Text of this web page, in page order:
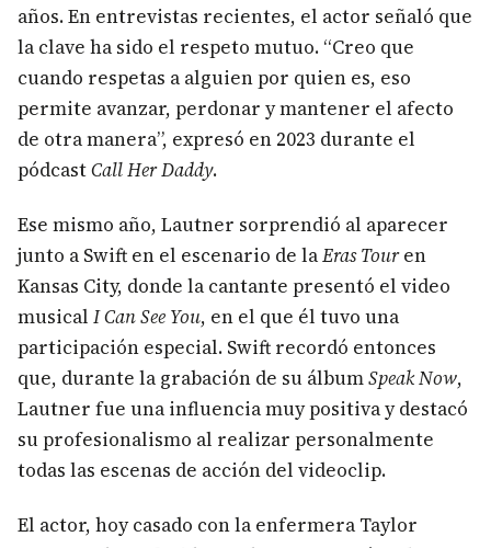
años. En entrevistas recientes, el actor señaló que
la clave ha sido el respeto mutuo. “Creo que
cuando respetas a alguien por quien es, eso
permite avanzar, perdonar y mantener el afecto
de otra manera”, expresó en 2023 durante el
pódcastCall Her Daddy.
Ese mismo año, Lautner sorprendió al aparecer
junto a Swift en el escenario de laEras Touren
Kansas City, donde la cantante presentó el video
musical I Can See You, en el que él tuvo una
participación especial. Swift recordó entonces
que, durante la grabación de su álbumSpeak Now,
Lautner fue una influencia muy positiva y destacó
su profesionalismo al realizar personalmente
todas las escenas de acción del videoclip.
El actor, hoy casado con la enfermera Taylor